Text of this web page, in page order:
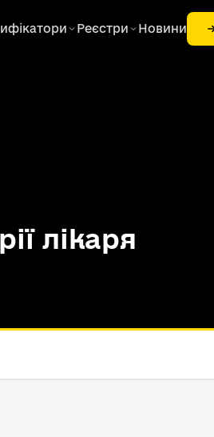
Реєстри Новини
лікаря